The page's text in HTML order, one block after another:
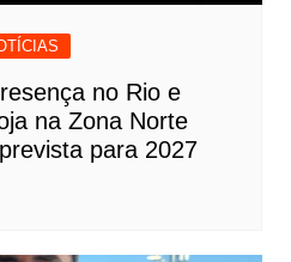
no Rio e
na Zona Norte
para 2027